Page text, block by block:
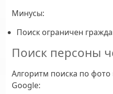
Минусы:
Поиск ограничен
Поиск персоны
Алгоритм поиска по фото
Google: